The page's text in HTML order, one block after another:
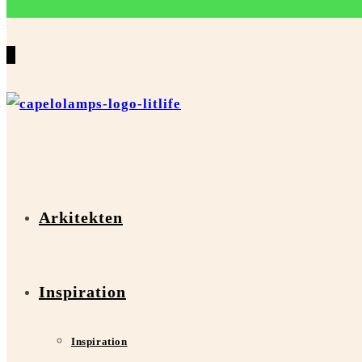
Arkitekten
Inspiration
Inspiration